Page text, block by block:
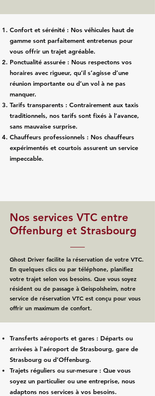
Confort et sérénité : Nos véhicules haut de
gamme sont parfaitement entretenus pour
vous offrir un trajet agréable.
Ponctualité assurée : Nous respectons vos
horaires avec rigueur, qu’il s’agisse d’une
réunion importante ou d’un vol à ne pas
manquer.
Tarifs transparents : Contrairement aux taxis
traditionnels, nos tarifs sont fixés à l’avance,
sans mauvaise surprise.
Chauffeurs professionnels : Nos chauffeurs
expérimentés et courtois assurent un service
impeccable.
Nos services VTC entre
Offenburg et Strasbourg
Ghost Driver facilite la réservation de votre VTC.
En quelques clics ou par téléphone, planifiez
votre trajet selon vos besoins. Que vous soyez
résident ou de passage à Geispolsheim, notre
service de réservation VTC est conçu pour vous
offrir un maximum de confort.
Transferts aéroports et gares : Départs ou
arrivées à l'aéroport de Strasbourg, gare de
Strasbourg ou d’Offenburg.
Trajets réguliers ou sur-mesure : Que vous
soyez un particulier ou une entreprise, nous
adaptons nos services à vos besoins.